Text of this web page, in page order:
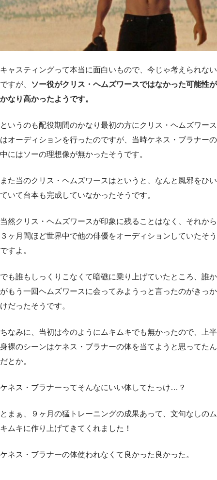
キャスティングって本当に面白いもので、今じゃ考えられない
ですが、
ソー役がクリス・ヘムズワースではなかった可能性が
かなり高かったようです。
というのも配役期間のかなり最初の方にクリス・ヘムズワース
はオーディションを行ったのですが、当時ケネス・ブラナーの
中にはソーの理想像が無かったそうです。
また当のクリス・ヘムズワースはというと、なんと風邪をひい
ていて台本も完成していなかったそうです。
当然クリス・ヘムズワースが印象に残ることはなく、それから
３ヶ月間ほど世界中で他の俳優をオーディションしていたそう
ですよ。
でも誰もしっくりこなくて暗礁に乗り上げていたところ、誰か
がもう一回ヘムズワースに会ってみようっと言ったのがきっか
けだったそうです。
ちなみに、当初は今のようにムキムキでも無かったので、上半
身裸のシーンはケネス・ブラナーの体を当てようと思ってたん
だとか。
ケネス・ブラナーってそんなにいい体してたっけ…？
とまぁ、９ヶ月の猛トレーニングの成果あって、文句なしのム
キムキに作り上げてきてくれました！
ケネス・ブラナーの体使われなくて良かった良かった。